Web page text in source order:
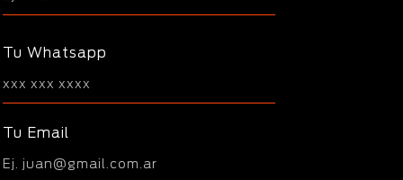
Tu Whatsapp
Tu Email